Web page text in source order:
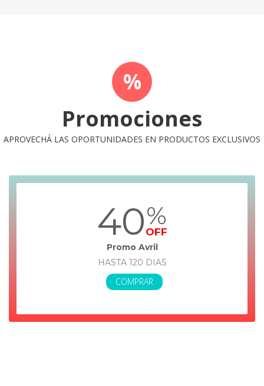
%
Promociones
APROVECHÁ LAS OPORTUNIDADES EN PRODUCTOS EXCLUSIVOS
40%
OFF
Promo Avril
HASTA 120 DIAS
COMPRAR